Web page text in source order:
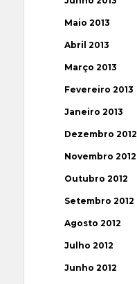
Maio 2013
Abril 2013
Março 2013
Fevereiro 2013
Janeiro 2013
Dezembro 2012
Novembro 2012
Outubro 2012
Setembro 2012
Agosto 2012
Julho 2012
Junho 2012